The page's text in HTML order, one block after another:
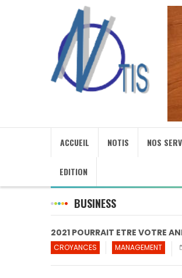
ACCUEIL NOTIS NOS
EDITION
BUSINESS
2021 POURRAIT ETRE VOTRE
CROYANCES MANAGEMENT